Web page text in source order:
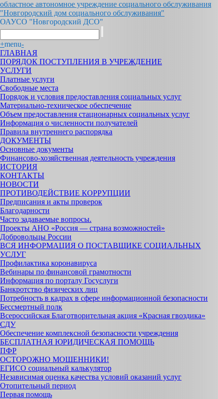
областное автономное учреждение социального обслуживания
"Новгородский дом социального обслуживания"
ОАУСО "Новгородский ДСО"
+menu-
ГЛАВНАЯ
ПОРЯДОК ПОСТУПЛЕНИЯ В УЧРЕЖДЕНИЕ
УСЛУГИ
Платные услуги
Свободные места
Порядок и условия предоставления социальных услуг
Материально-техническое обеспечение
Объем предоставления стационарных социальных услуг
Информация о численности получателей
Правила внутреннего распорядка
ДОКУМЕНТЫ
Основные документы
Финансово-хозяйственная деятельность учреждения
ИСТОРИЯ
КОНТАКТЫ
НОВОСТИ
ПРОТИВОДЕЙСТВИЕ КОРРУПЦИИ
Предписания и акты проверок
Благодарности
Часто задаваемые вопросы.
Проекты АНО «Россия — страна возможностей»
Добровольцы России
ВСЯ ИНФОРМАЦИЯ О ПОСТАВЩИКЕ СОЦИАЛЬНЫХ
УСЛУГ
Профилактика коронавируса
Вебинары по финансовой грамотности
Информация по порталу Госуслуги
Банкротство физических лиц
Потребность в кадрах в сфере информационной безопасности
Бессмертный полк
Всероссийская Благотворительная акция «Красная гвоздика»
СДУ
Обеспечение комплексной безопасности учреждения
БЕСПЛАТНАЯ ЮРИДИЧЕСКАЯ ПОМОЩЬ
ПФР
ОСТОРОЖНО МОШЕННИКИ!
ЕГИСО социальный калькулятор
Независимая оценка качества условий оказаний услуг
Отопительный период
Первая помощь